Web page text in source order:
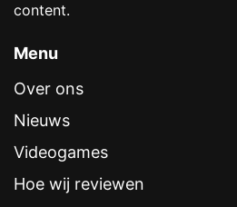
content.
Menu
Over ons
Nieuws
Videogames
Hoe wij reviewen